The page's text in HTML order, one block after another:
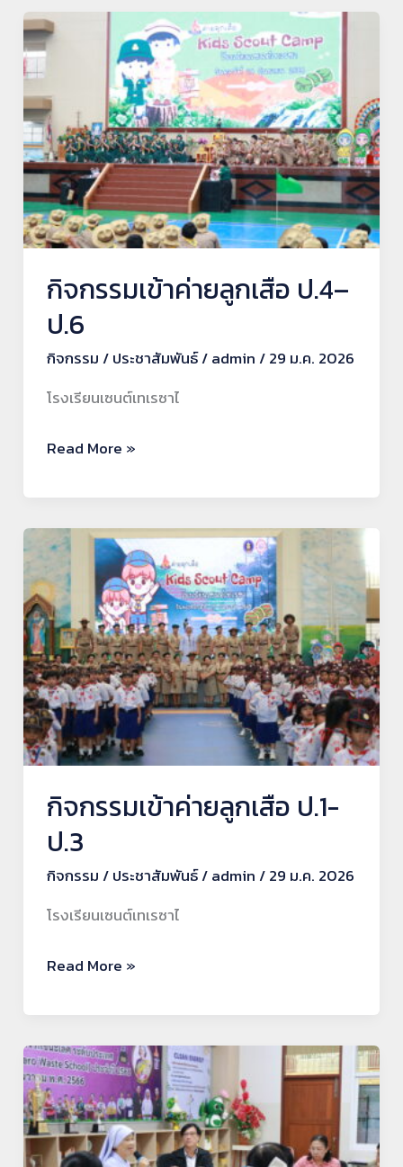
กิจกรรมเข้าค่ายลูกเสือ ป.4–
ป.6
กิจกรรม /ประชาสัมพันธ์/admin /29 ม.ค. 2026
โรงเรียนเซนต์เทเรซาไ
กิจกรรม
เข้า
ลูก
เสือ
ป.4–
ป.6
Read More »
กิจกรรมเข้าค่ายลูกเสือ ป.1-
ป.3
กิจกรรม /ประชาสัมพันธ์/admin /29 ม.ค. 2026
โรงเรียนเซนต์เทเรซาไ
กิจกรรม
เข้า
ค่าย
ลูก
เสือ
ป.1-
ป.3
Read More »
โรงเรียน
เซนต์
เท
เรซา